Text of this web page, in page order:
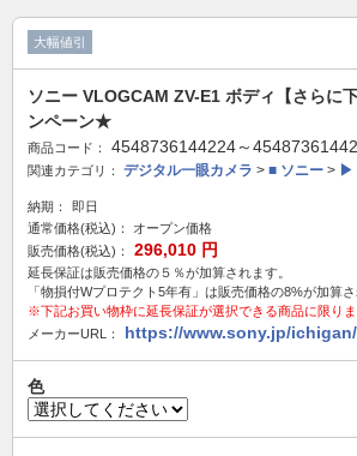
大幅値引
ソニー VLOGCAM ZV-E1 ボディ【さらに
ンペーン★
商品コード： 4548736144224～
関連カテゴリ： デジタル一眼カメラ > ■ ソニー > ▶
納期：
即日
通常価格(税込)：
オープン価格
販売価格(税込)：
296,010 円
延長保証は販売価格の５％が加算されます。
「物損付Wプロテクト5年有」は販売価格の8%が加算さ
※下記お買い物枠に延長保証が選択できる商品に限りま
メーカーURL：
https://www.sony.jp/
色